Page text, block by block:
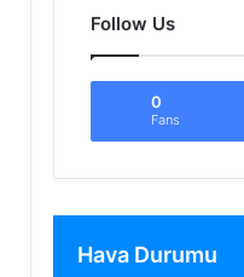
Follow Us
0
Fans
Hava Durumu